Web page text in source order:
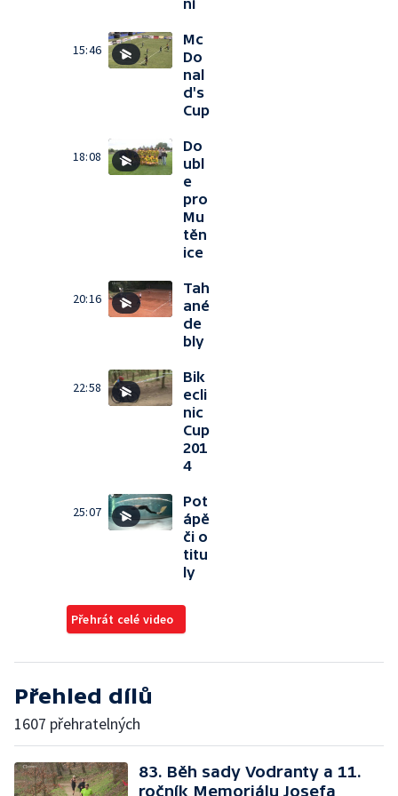
ní
15:46
Mc
Do
nal
d's
Cup
18:08
Do
ubl
e
pro
Mu
těn
ice
20:16
Tah
ané
de
bly
22:58
Bik
ecli
nic
Cup
201
4
25:07
Pot
ápě
či o
titu
ly
Přehrát celé video
Přehled dílů
1607 přehratelných
83. Běh sady Vodranty a 11.
ročník Memoriálu Josefa